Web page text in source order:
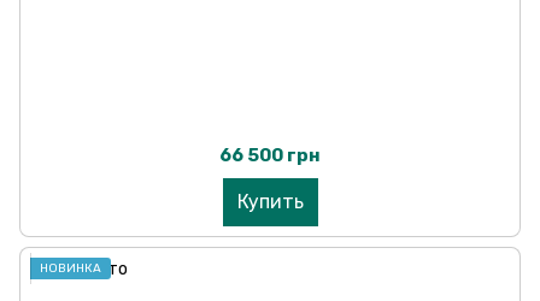
66 500 грн
Купить
НОВИНКА